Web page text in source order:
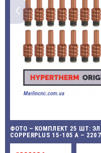
ФОТО – КОМПЛЕКТ 25 ШТ:
COPPERPLUS 15-105 A –